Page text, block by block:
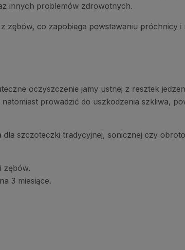
innych problemów zdrowotnych.
co zapobiega powstawaniu próchnicy i
oczyszczenie jamy ustnej z resztek
prowadzić do uszkodzenia szkliwa,
szczoteczki tradycyjnej, sonicznej czy
zębów.
3 miesiące.